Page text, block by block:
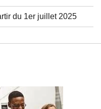
du 1er juillet 2025